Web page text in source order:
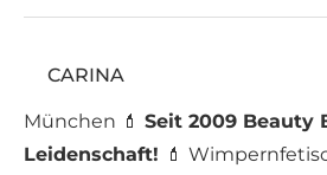
CARINA
München 💄 Seit 2009 Beauty
Leidenschaft! 💄